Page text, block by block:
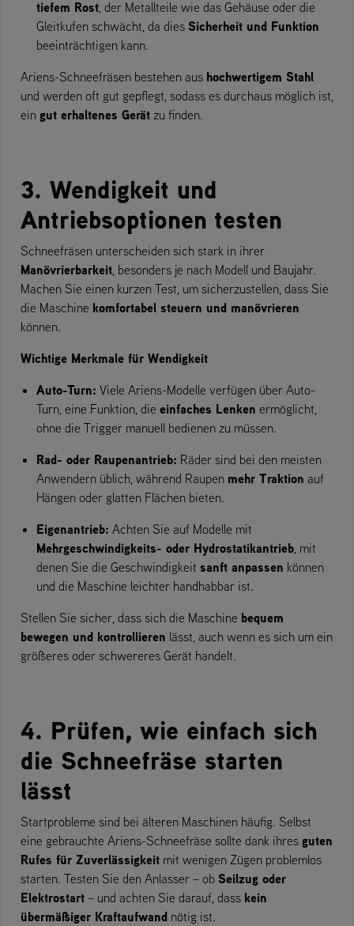
tiefem Rost , der Metallteile wie das Gehäuse oder die
Gleitkufen schwächt, da dies Sicherheit und Funktion
beeinträchtigen kann.
Ariens-Schneefräsen bestehen aus hochwertigem Stahl
und werden oft gut gepflegt, sodass es durchaus möglich ist,
ein gut erhaltenes Gerät zu finden.
3. Wendigkeit und
Antriebsoptionen testen
Schneefräsen unterscheiden sich stark in ihrer
Manövrierbarkeit , besonders je nach Modell und Baujahr.
Machen Sie einen kurzen Test, um sicherzustellen, dass Sie
die Maschine komfortabel steuern und manövrieren
können.
Wichtige Merkmale für Wendigkeit
Auto-Turn: Viele Ariens-Modelle verfügen über Auto-
Turn, eine Funktion, die einfaches Lenken ermöglicht,
ohne die Trigger manuell bedienen zu müssen.
Rad- oder Raupenantrieb: Räder sind bei den meisten
Anwendern üblich, während Raupen mehr Traktion auf
Hängen oder glatten Flächen bieten.
Eigenantrieb: Achten Sie auf Modelle mit
Mehrgeschwindigkeits- oder Hydrostatikantrieb , mit
denen Sie die Geschwindigkeit sanft anpassen können
und die Maschine leichter handhabbar ist.
Stellen Sie sicher, dass sich die Maschine bequem
bewegen und kontrollieren lässt, auch wenn es sich um ein
größeres oder schwereres Gerät handelt.
4. Prüfen, wie einfach sich
die Schneefräse starten
lässt
Startprobleme sind bei älteren Maschinen häufig. Selbst
eine gebrauchte Ariens-Schneefräse sollte dank ihres guten
Rufes für Zuverlässigkeit mit wenigen Zügen problemlos
starten. Testen Sie den Anlasser – ob Seilzug oder
Elektrostart – und achten Sie darauf, dass kein
übermäßiger Kraftaufwand nötig ist.